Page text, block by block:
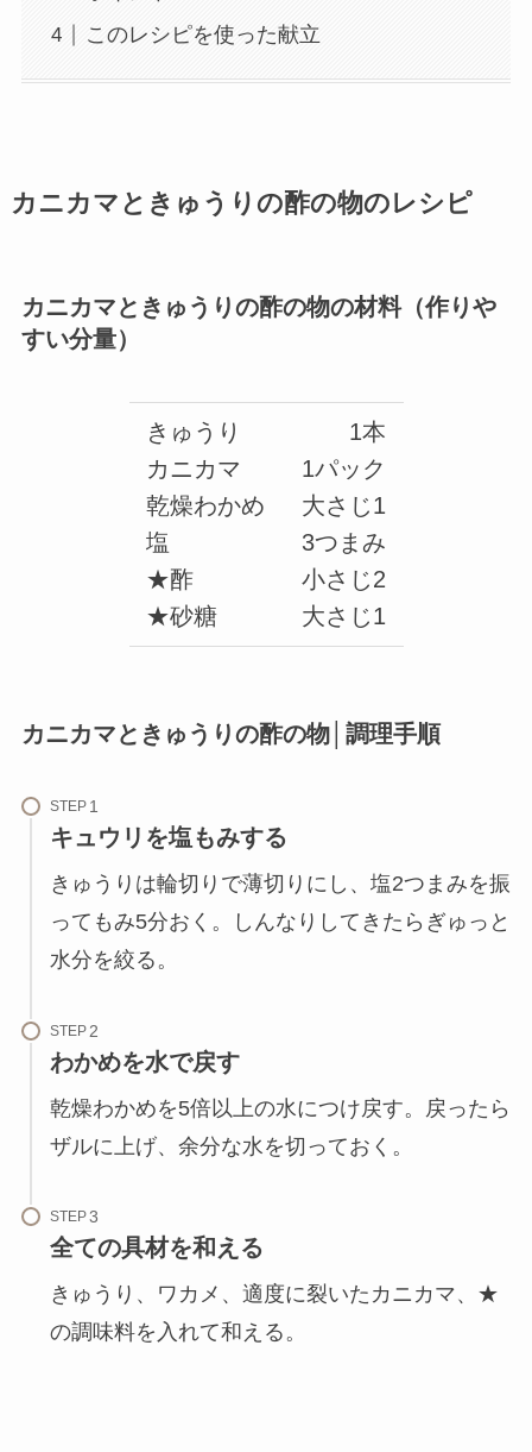
このレシピを使った献立
カニカマときゅうりの酢の物のレシピ
カニカマときゅうりの酢の物の材料（作りや
すい分量）
きゅうり
カニカマ
乾燥わかめ
塩
★酢
★砂糖
1本
1パック
大さじ1
3つまみ
小さじ2
大さじ1
カニカマときゅうりの酢の物│調理手順
STEP
キュウリを塩もみする
きゅうりは輪切りで薄切りにし、塩2つまみを振
ってもみ5分おく。しんなりしてきたらぎゅっと
水分を絞る。
STEP
わかめを水で戻す
乾燥わかめを5倍以上の水につけ戻す。戻ったら
ザルに上げ、余分な水を切っておく。
STEP
全ての具材を和える
きゅうり、ワカメ、適度に裂いたカニカマ、★
の調味料を入れて和える。